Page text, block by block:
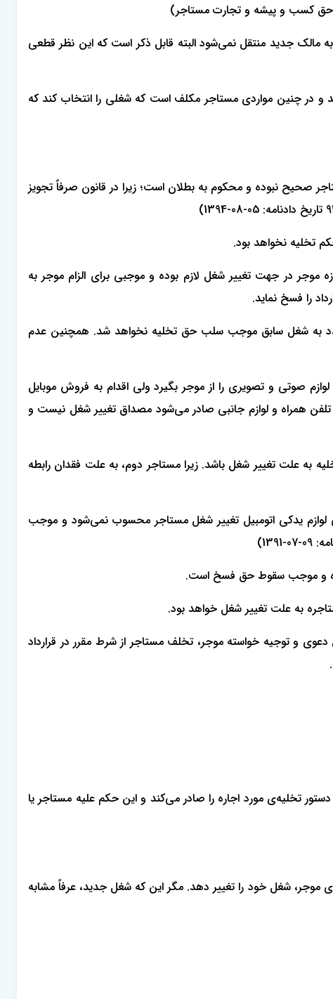
حق کسب و پیشه و تجارت مستاجر)
مالک جدید منتقل نمی‌شود البته قابل ذکر است که این نظر قطعی
و در چنین مواردی مستاجر مکلف است که شغلی را انتخاب کند که
صحیح نبوده و محکوم به بطلان است؛ زیرا در قانون صرفاً تجویز
تخلیه نخواهد بود.
در هر صورت اجازه موجر در جهت تغییر شغل لازم بوده و موجبی برای الزام موجر به
را فسخ نماید.
برای موجر مطابق قانون سال 56 ایجاد می شود و بازگشت مجدد به شغل سابق موجب سلب حق تخلیه نخواهد شد. همچنین عدم
صوتی و تصویری را از موجر بگیرد ولی اقدام به فروش موبایل
همراه و لوازم جانبی صادر می‌شود مصداق تغییر شغل نیست و
به علت تغییر شغل باشد. زیرا مستاجر دوم، به علت فقدان رابطه
لوازم یدکی اتومبیل تغییر شغل مستاجر محسوب نمی‌شود و موجب
و موجب سقوط حق فسخ است.
به علت تغییر شغل خواهد بود.
و توجیه خواسته موجر، تخلف مستاجر از شرط مقرر در قرارداد
تخلیه‌ی مورد اجاره را صادر می‌کند و این حکم علیه مستاجر یا
موجر، شغل خود را تغییر دهد. مگر این که شغل جدید، عرفاً مشابه